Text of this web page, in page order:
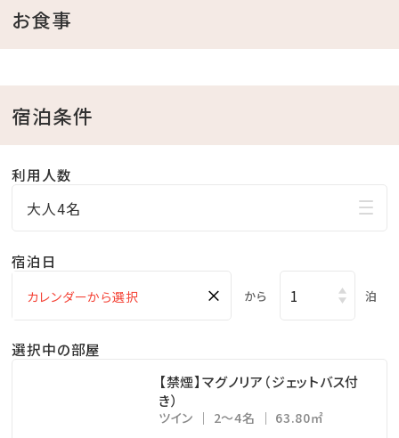
入力ください。
◆ 屋外プール（宿泊者無料） ◆
【ガーデンプール】
・海開き（3/29）～7/18、9/1～10月下旬 10：00～17：
【ビーチサイドプール】
○営業時間（2026年度）
・海開き（3/29）～7/18、10/1～10月下旬 9：00～18：
お食事
宿泊条件
利用人数
大人4名
宿泊日
× から 泊
選択中の部屋
【禁煙】マグノリア（ジェットバス付
き）
ツイン 2～4名 63.80㎡